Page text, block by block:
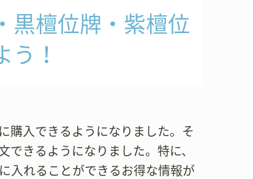
黒檀位牌・紫檀位
！
購入できるようになりました。そ
きるようになりました。特に、
入れることができるお得な情報が